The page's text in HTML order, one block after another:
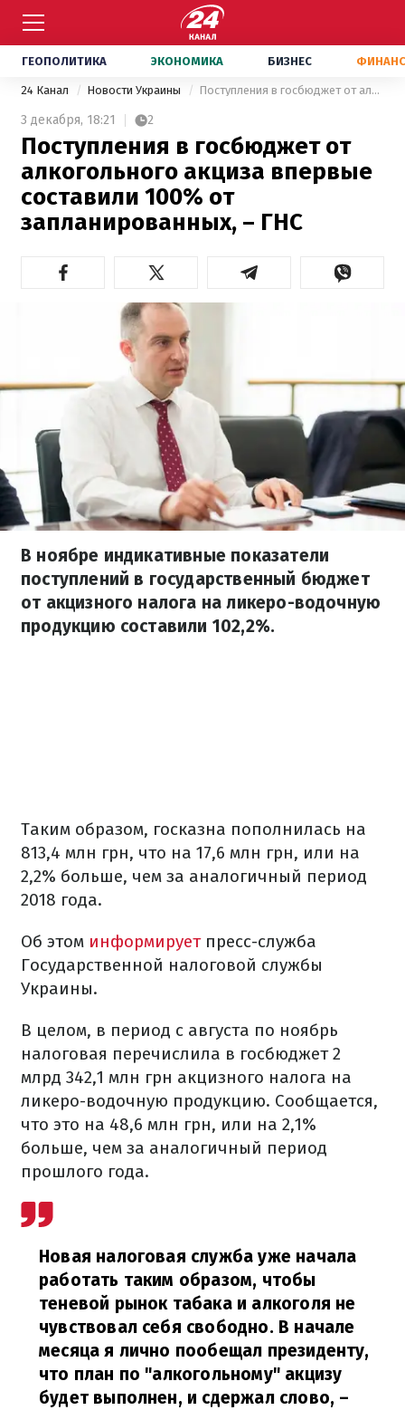
ГЕОПОЛИТИКА ЭКОНОМИКА БИЗНЕС
24 Канал Новости Украины Поступления в госбюджет от алкогольного акциза впервые составили 100% от запланированных, – ГНС
3 декабря, 18:21 2
Поступления в госбюджет от
алкогольного акциза впервые
составили 100% от
запланированных, – ГНС
В ноябре индикативные показатели
поступлений в государственный бюджет
от акцизного налога на ликеро-водочную
продукцию составили 102,2%.
Таким образом, госказна пополнилась на
813,4 млн грн, что на 17,6 млн грн, или на
2,2% больше, чем за аналогичный период
2018 года.
Об этом информируетпресс-служба
Государственной налоговой службы
Украины.
В целом, в период с августа по ноябрь
налоговая перечислила в госбюджет 2
млрд 342,1 млн грн акцизного налога на
ликеро-водочную продукцию. Сообщается,
что это на 48,6 млн грн, или на 2,1%
больше, чем за аналогичный период
прошлого года.
Новая налоговая служба уже начала
работать таким образом, чтобы
теневой рынок табака и алкоголя не
чувствовал себя свободно. В начале
месяца я лично пообещал президенту,
что план по "алкогольному" акцизу
будет выполнен, и сдержал слово, –